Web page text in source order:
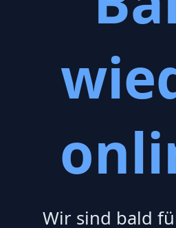
Wir sind bald